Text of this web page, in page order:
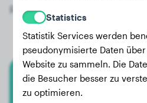
Rasse Rhodesian Ridgeback!
Rhodesian
Statistics
Statistik Services werden
pseudonymisierte Daten
Website zu sammeln. Die
die Besucher besser zu
zu optimieren.